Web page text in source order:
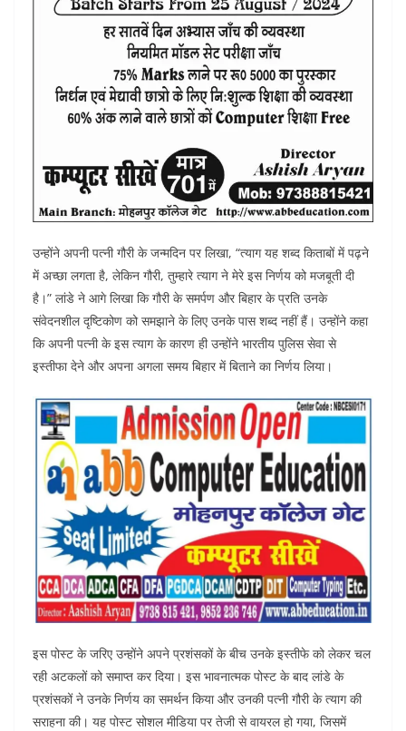
उन्होंने अपनी पत्नी गौरी के जन्मदिन पर लिखा, “त्याग यह शब्द किताबों में पढ़ने
में अच्छा लगता है, लेकिन गौरी, तुम्हारे त्याग ने मेरे इस निर्णय को मजबूती दी
है।” लांडे ने आगे लिखा कि गौरी के समर्पण और बिहार के प्रति उनके
संवेदनशील दृष्टिकोण को समझाने के लिए उनके पास शब्द नहीं हैं। उन्होंने कहा
कि अपनी पत्नी के इस त्याग के कारण ही उन्होंने भारतीय पुलिस सेवा से
इस्तीफा देने और अपना अगला समय बिहार में बिताने का निर्णय लिया।
इस पोस्ट के जरिए उन्होंने अपने प्रशंसकों के बीच उनके इस्तीफे को लेकर चल
रही अटकलों को समाप्त कर दिया। इस भावनात्मक पोस्ट के बाद लांडे के
प्रशंसकों ने उनके निर्णय का समर्थन किया और उनकी पत्नी गौरी के त्याग की
सराहना की। यह पोस्ट सोशल मीडिया पर तेजी से वायरल हो गया, जिसमें